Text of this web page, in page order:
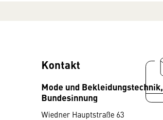
Kontakt
Mode und Bekleidungstechnik,
Bundesinnung
Wiedner Hauptstraße 63